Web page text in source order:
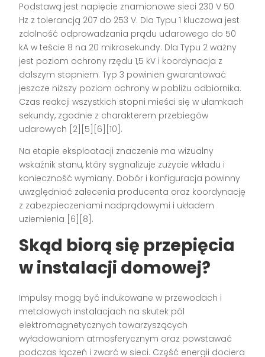
Podstawą jest napięcie znamionowe sieci 230 V 50
Hz z tolerancją 207 do 253 V. Dla Typu 1 kluczowa jest
zdolność odprowadzania prądu udarowego do 50
kA w teście 8 na 20 mikrosekundy. Dla Typu 2 ważny
jest poziom ochrony rzędu 1,5 kV i koordynacja z
dalszym stopniem. Typ 3 powinien gwarantować
jeszcze niższy poziom ochrony w pobliżu odbiornika.
Czas reakcji wszystkich stopni mieści się w ułamkach
sekundy, zgodnie z charakterem przebiegów
udarowych [2][5][6][10].
Na etapie eksploatacji znaczenie ma wizualny
wskaźnik stanu, który sygnalizuje zużycie wkładu i
konieczność wymiany. Dobór i konfiguracja powinny
uwzględniać zalecenia producenta oraz koordynację
z zabezpieczeniami nadprądowymi i układem
uziemienia [6][8].
Skąd biorą się przepięcia
w instalacji domowej?
Impulsy mogą być indukowane w przewodach i
metalowych instalacjach na skutek pól
elektromagnetycznych towarzyszących
wyładowaniom atmosferycznym oraz powstawać
podczas łączeń i zwarć w sieci. Część energii dociera